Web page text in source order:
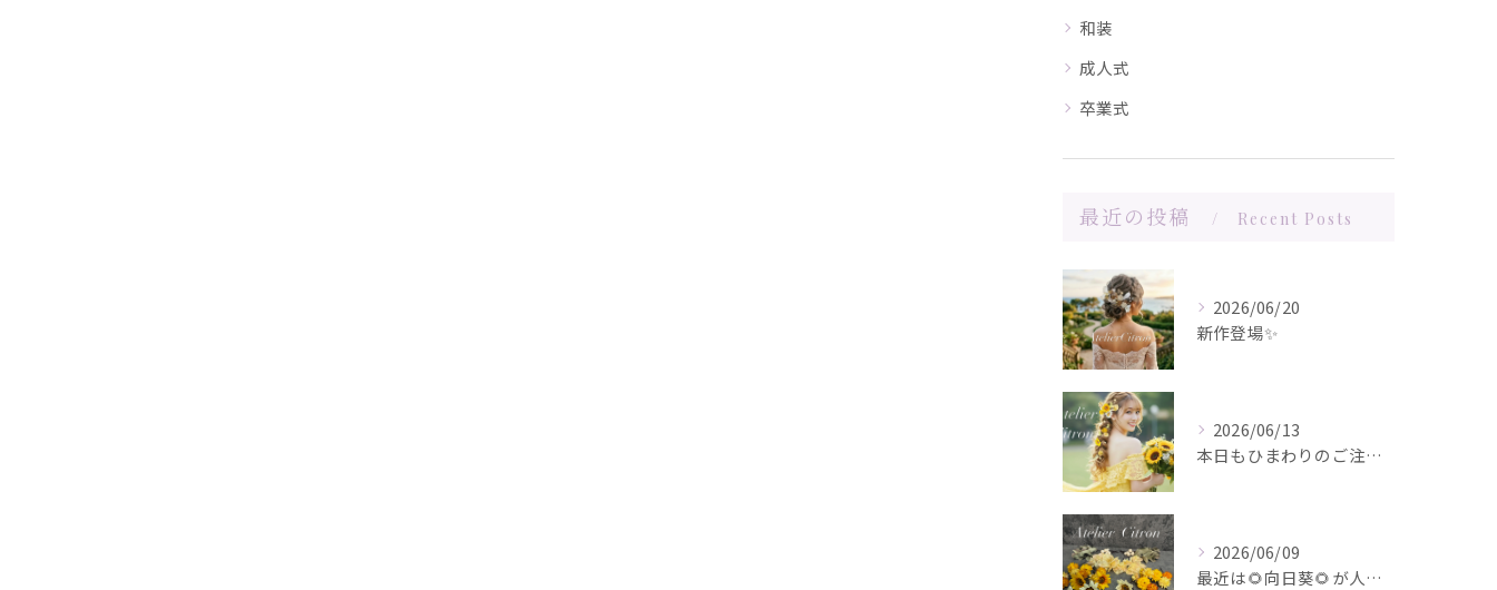
和装
成人式
卒業式
最近の投稿 Recent Posts
2026/06/20
新作登場✨️
2026/06/13
本日もひまわりのご注文ありがとうございます✨️
2026/06/09
最近は🌻向日葵🌻が人気です！在庫が少なくなってきました！お問...